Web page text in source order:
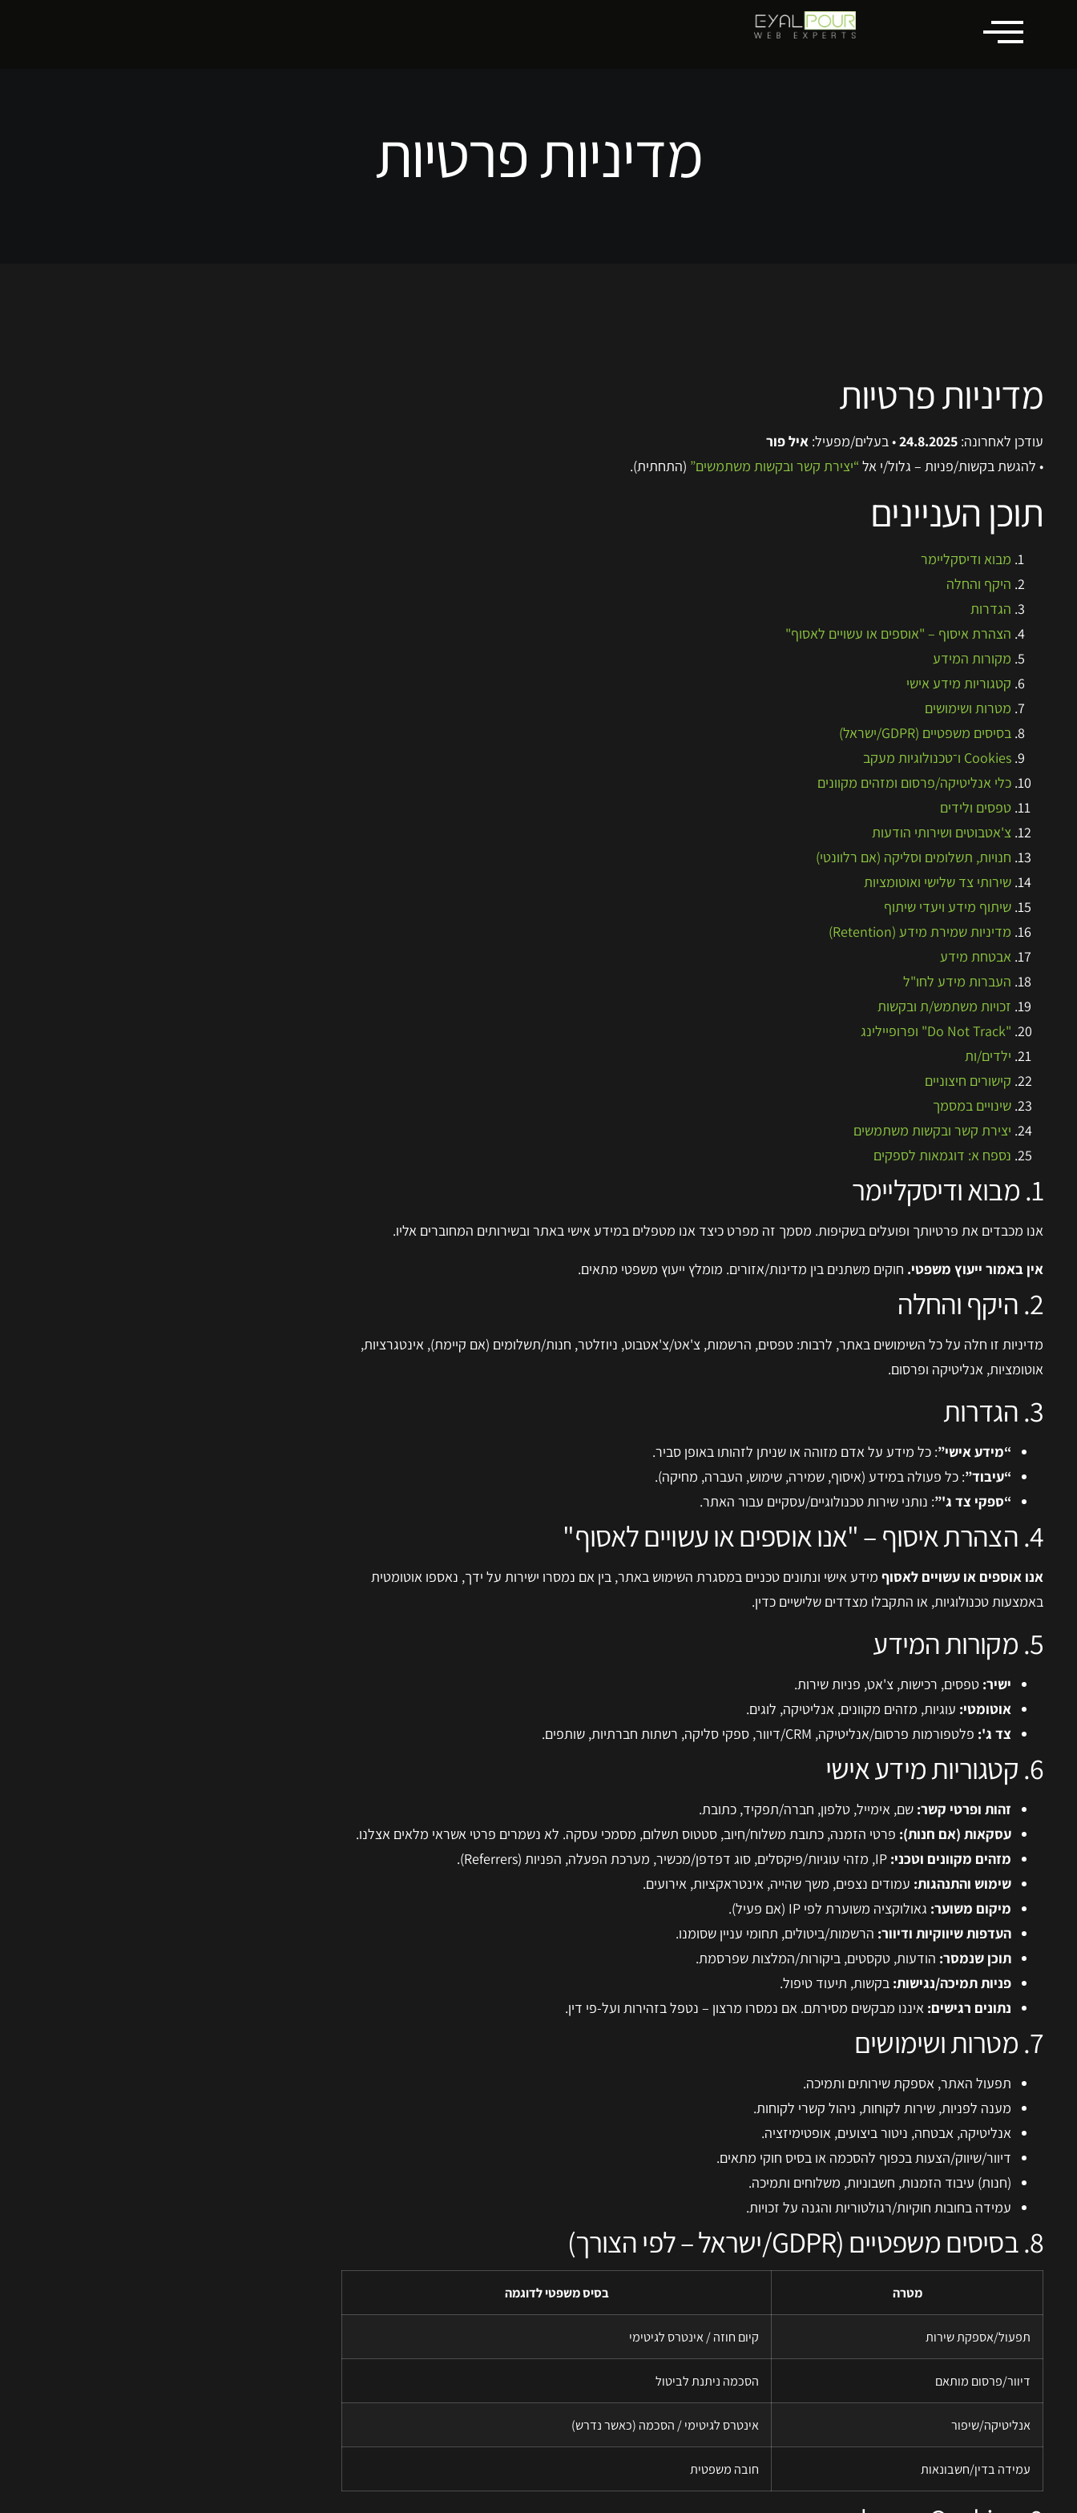
מדיניות פרטיות
מדיניות פרטיות
עודכן לאחרונה: 24.8.2025• בעלים/מפעיל: איל פור
• להגשת בקשות/פניות – גלול/י אל “יצירת קשר ובקשות משתמשים” (התחתית).
תוכן העניינים
מבוא ודיסקליימר
היקף והחלה
הגדרות
הצהרת איסוף – "אוספים או עשויים לאסוף"
מקורות המידע
קטגוריות מידע אישי
מטרות ושימושים
בסיסים משפטיים (GDPR/ישראל)
Cookies ו־טכנולוגיות מעקב
כלי אנליטיקה/פרסום ומזהים מקוונים
טפסים ולידים
צ'אטבוטים ושירותי הודעות
חנויות, תשלומים וסליקה (אם רלוונטי)
שירותי צד שלישי ואוטומציות
שיתוף מידע ויעדי שיתוף
מדיניות שמירת מידע (Retention)
אבטחת מידע
העברות מידע לחו"ל
זכויות משתמש/ת ובקשות
"Do Not Track" ופרופיילינג
ילדים/ות
קישורים חיצוניים
שינויים במסמך
יצירת קשר ובקשות משתמשים
נספח א: דוגמאות לספקים
1. מבוא ודיסקליימר
אנו מכבדים את פרטיותך ופועלים בשקיפות. מסמך זה מפרט כיצד אנו מטפלים במידע אישי באתר ובשירותים המחוברים אליו.
אין באמור ייעוץ משפטי. חוקים משתנים בין מדינות/אזורים. מומלץ ייעוץ משפטי מתאים.
2. היקף והחלה
מדיניות זו חלה על כל השימושים באתר, לרבות: טפסים, הרשמות, צ'אט/צ'אטבוט, ניוזלטר, חנות/תשלומים (אם קיימת), אינטגרציות,
אוטומציות, אנליטיקה ופרסום.
3. הגדרות
“מידע אישי”: כל מידע על אדם מזוהה או שניתן לזהותו באופן סביר.
“עיבוד”: כל פעולה במידע (איסוף, שמירה, שימוש, העברה, מחיקה).
“ספקי צד ג'”: נותני שירות טכנולוגיים/עסקיים עבור האתר.
4. הצהרת איסוף – "אנו אוספים או עשויים לאסוף"
אנו אוספים או עשויים לאסוף מידע אישי ונתונים טכניים במסגרת השימוש באתר, בין אם נמסרו ישירות על ידך, נאספו אוטומטית
באמצעות טכנולוגיות, או התקבלו מצדדים שלישיים כדין.
5. מקורות המידע
ישיר: טפסים, רכישות, צ'אט, פניות שירות.
אוטומטי: עוגיות, מזהים מקוונים, אנליטיקה, לוגים.
צד ג': פלטפורמות פרסום/אנליטיקה, CRM/דיוור, ספקי סליקה, רשתות חברתיות, שותפים.
6. קטגוריות מידע אישי
זהות ופרטי קשר: שם, אימייל, טלפון, חברה/תפקיד, כתובת.
עסקאות (אם חנות): פרטי הזמנה, כתובת משלוח/חיוב, סטטוס תשלום, מסמכי עסקה. לא נשמרים פרטי אשראי מלאים אצלנו.
מזהים מקוונים וטכני:
שימוש והתנהגות: עמודים נצפים, משך שהייה, אינטראקציות, אירועים.
מיקום משוער: גאולוקציה משוערת לפי IP (אם פעיל).
העדפות שיווקיות ודיוור: הרשמות/ביטולים, תחומי עניין שסומנו.
תוכן שנמסר: הודעות, טקסטים, ביקורות/המלצות שפרסמת.
פניות תמיכה/נגישות: בקשות, תיעוד טיפול.
נתונים רגישים: איננו מבקשים מסירתם. אם נמסרו מרצון – נטפל בזהירות ועל-פי דין.
7. מטרות ושימושים
תפעול האתר, אספקת שירותים ותמיכה.
מענה לפניות, שירות לקוחות, ניהול קשרי לקוחות.
אנליטיקה, אבטחה, ניטור ביצועים, אופטימיזציה.
דיוור/שיווק/הצעות בכפוף להסכמה או בסיס חוקי מתאים.
(חנות) עיבוד הזמנות, חשבוניות, משלוחים ותמיכה.
עמידה בחובות חוקיות/רגולטוריות והגנה על זכויות.
8. בסיסים משפטיים (GDPR/ישראל – לפי הצורך)
מטרה בסיס משפטי לדוגמה
תפעול/אספקת שירות קיום חוזה / אינטרס לגיטימי
דיוור/פרסום מותאם הסכמה ניתנת לביטול
אנליטיקה/שיפור אינטרס לגיטימי / הסכמה (כאשר נדרש)
עמידה בדין/חשבונאות חובה משפטית